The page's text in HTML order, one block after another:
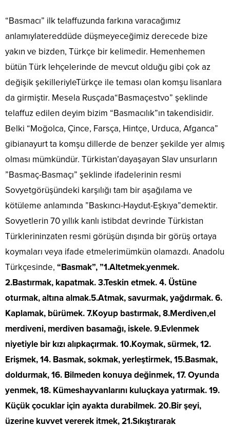
“Basmacı” ilk telaffuzunda farkına varacağımız
anlamıylatereddüde düşmeyeceğimiz derecede bize
yakın ve bizden, Türkçe bir kelimedir. Hemenhemen
bütün Türk lehçelerinde de mevcut olduğu gibi çok az
değişik şekilleriyleTürkçe ile teması olan komşu lisanlara
da girmiştir. Mesela Rusçada“Basmaçestvo” şeklinde
telaffuz edilen deyim bizim “Basmacılık”ın takendisidir.
Belki “Moğolca, Çince, Farsça, Hintçe, Urduca, Afganca”
gibianayurt ta komşu dillerde de benzer şekilde yer almış
olması mümkündür. Türkistan’dayaşayan Slav unsurların
”Basmaç-Basmaçı” şeklinde ifadelerinin resmi
Sovyetgörüşündeki karşılığı tam bir aşağılama ve
kötüleme anlamında ”Baskıncı-Haydut-Eşkıya”demektir.
Sovyetlerin 70 yıllık kanlı istibdat devrinde Türkistan
Türklerininzaten resmi görüşün dışında bir görüş ortaya
koymaları veya ifade etmelerimümkün olamazdı. Anadolu
Türkçesinde, “Basmak”, ”1.Altetmek,yenmek.
2.Bastırmak, kapatmak. 3.Teskin etmek. 4. Üstüne
oturmak, altına almak.5.Atmak, savurmak, yağdırmak. 6.
Kaplamak, bürümek. 7.Koyup bastırmak, 8.Merdiven,el
merdiveni, merdiven basamağı, iskele. 9.Evlenmek
niyetiyle bir kızı alıpkaçırmak. 10.Koymak, sürmek, 12.
Erişmek, 14. Basmak, sokmak, yerleştirmek, 15.Basmak,
doldurmak, 16. Bilmeden konuya değinmek, 17. Oyunda
yenmek, 18. Kümeshayvanlarını kuluçkaya yatırmak. 19.
Küçük çocuklar için ayakta durabilmek. 20.Bir şeyi,
üzerine kuvvet vererek itmek, 21.Sıkıştırarak